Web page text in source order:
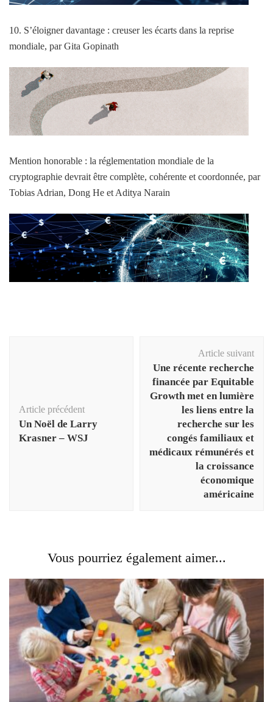
10. S’éloigner davantage : creuser les écarts dans la reprise
mondiale, par Gita Gopinath
Mention honorable : la réglementation mondiale de la
cryptographie devrait être complète, cohérente et coordonnée, par
Tobias Adrian, Dong He et Aditya Narain
Article précédent
Un Noël de Larry
Krasner – WSJ
Article suivant
Une récente recherche
financée par Equitable
Growth met en lumière
les liens entre la
recherche sur les
congés familiaux et
médicaux rémunérés et
la croissance
économique
américaine
Vous pourriez également aimer...